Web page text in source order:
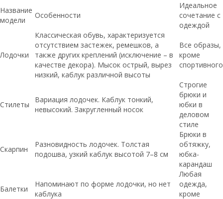
Название
модели
Особенности
Идеальное
сочетание с
одеждой
Лодочки
Классическая обувь, характеризуется
отсутствием застежек, ремешков, а
также других креплений (исключение – в
качестве декора). Мысок острый, вырез
низкий, каблук различной высоты
Все образы,
кроме
спортивного
Стилеты
Вариация лодочек. Каблук тонкий,
невысокий. Закругленный носок
Строгие
брюки и
юбки в
деловом
стиле
Скарпин
Разновидность лодочек. Толстая
подошва, узкий каблук высотой 7–8 см
Брюки в
обтяжку,
юбка-
карандаш
Балетки
Напоминают по форме лодочки, но нет
каблука
Любая
одежда,
кроме